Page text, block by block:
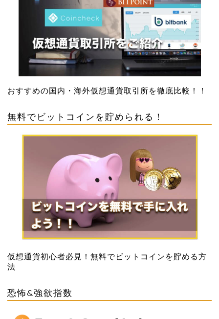
おすすめの国内・海外仮想通貨取引所を徹底比較！！
無料でビットコインを貯められる！
仮想通貨初心者必見！無料でビットコインを貯める方
法
恐怖&強欲指数